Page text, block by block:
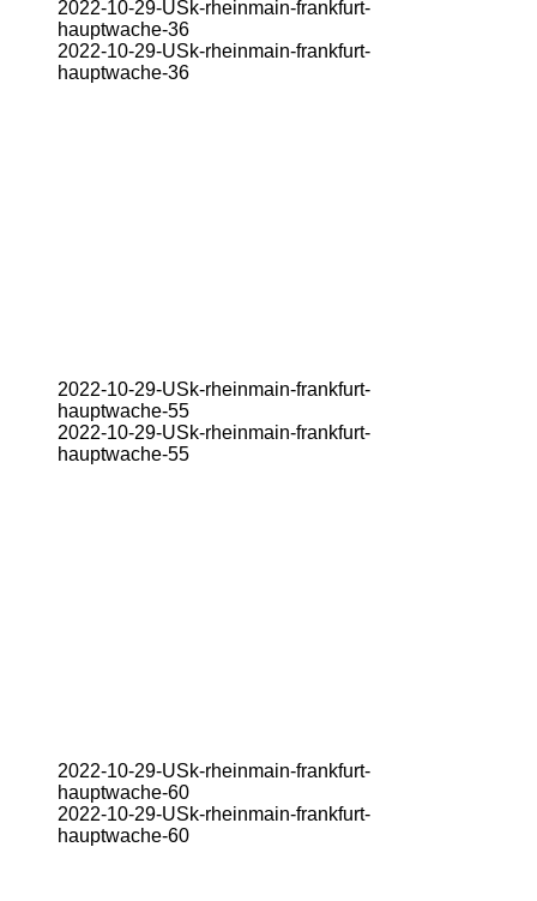
2022-10-29-USk-rheinmain-frankfurt-
hauptwache-36
2022-10-29-USk-rheinmain-frankfurt-
hauptwache-36
2022-10-29-USk-rheinmain-frankfurt-
hauptwache-55
2022-10-29-USk-rheinmain-frankfurt-
hauptwache-55
2022-10-29-USk-rheinmain-frankfurt-
hauptwache-60
2022-10-29-USk-rheinmain-frankfurt-
hauptwache-60